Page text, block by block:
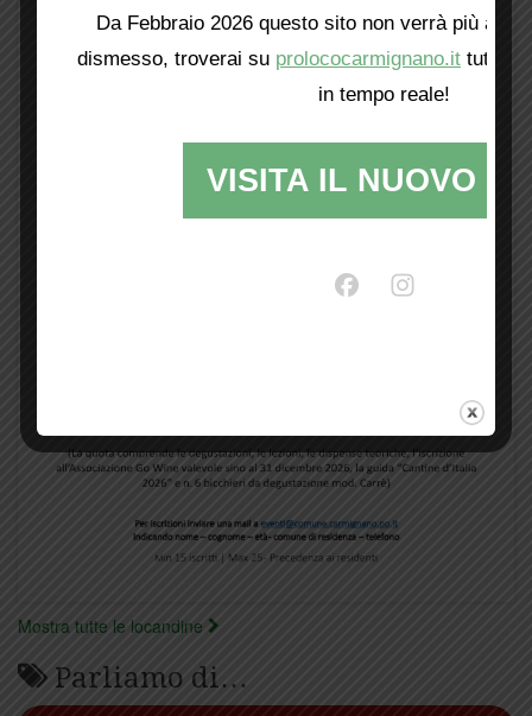
Mostra tutte le locandine
Parliamo di…
Da Febbraio 2026 questo sito non verrà più
dismesso, troverai su prolococarmignano.it tutti i
in tempo reale!
VISITA IL NUOVO